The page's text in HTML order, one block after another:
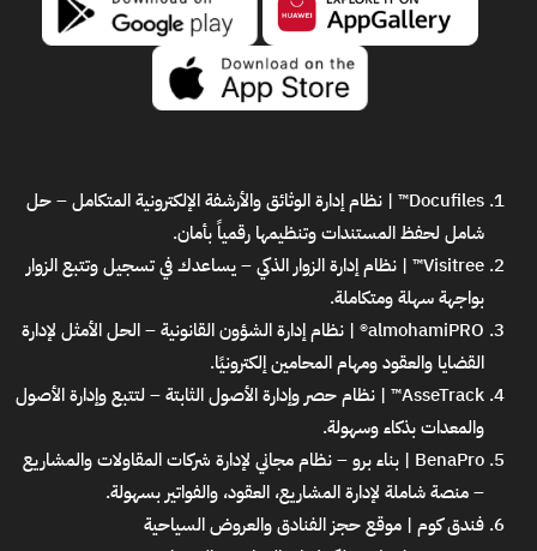
Docufiles™ | نظام إدارة الوثائق والأرشفة الإلكترونية المتكامل
– حل
شامل لحفظ المستندات وتنظيمها رقمياً بأمان.
Visitree™ | نظام إدارة الزوار الذكي
– يساعدك في تسجيل وتتبع الزوار
بواجهة سهلة ومتكاملة.
almohamiPRO® | نظام إدارة الشؤون القانونية
– الحل الأمثل لإدارة
القضايا والعقود ومهام المحامين إلكترونيًا.
AsseTrack™ | نظام حصر وإدارة الأصول الثابتة
– لتتبع وإدارة الأصول
والمعدات بذكاء وسهولة.
BenaPro | بناء برو – نظام مجاني لإدارة شركات المقاولات والمشاريع
– منصة شاملة لإدارة المشاريع، العقود، والفواتير بسهولة.
فندق كوم | موقع حجز الفنادق والعروض السياحية